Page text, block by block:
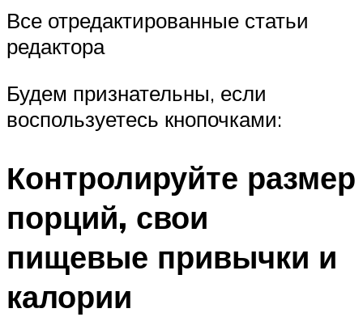
Все отредактированные статьи
редактора
Будем признательны, если
воспользуетесь кнопочками:
Контролируйте размер
порций, свои
пищевые привычки и
калории